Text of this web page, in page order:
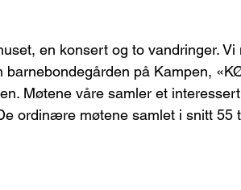
en konsert og to vandringer. Vi
på Kampen,
Møtene våre samler et
ordinære møtene samlet i snitt 55